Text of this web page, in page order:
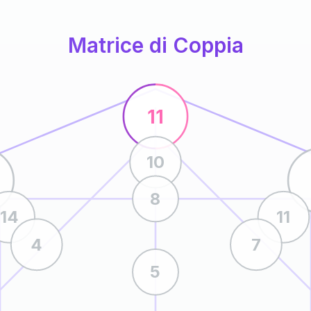
Matrice di Coppia
11
10
8
5
14
4
11
7